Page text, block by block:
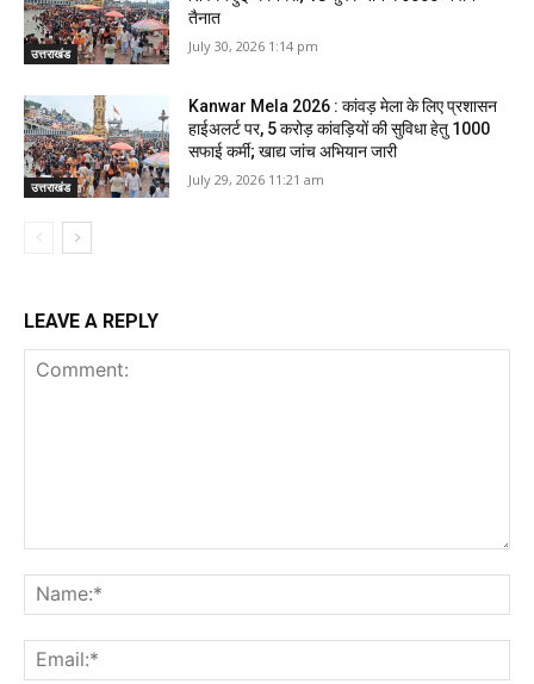
उत्तराखंड
तैनात
July 30, 2026 1:14 pm
उत्तराखंड
Kanwar Mela 2026 : कांवड़ मेला के लिए प्रशासन
हाईअलर्ट पर, 5 करोड़ कांवड़ियों की सुविधा हेतु 1000
सफाई कर्मी; खाद्य जांच अभियान जारी
July 29, 2026 11:21 am
LEAVE A REPLY